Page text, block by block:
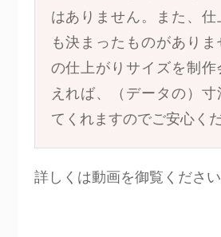
はありません。また、
も決まったものがあり
の仕上がりサイズを制
えれば、（データの）
てくれますのでご安心くだ
詳しくは動画を御覧ください